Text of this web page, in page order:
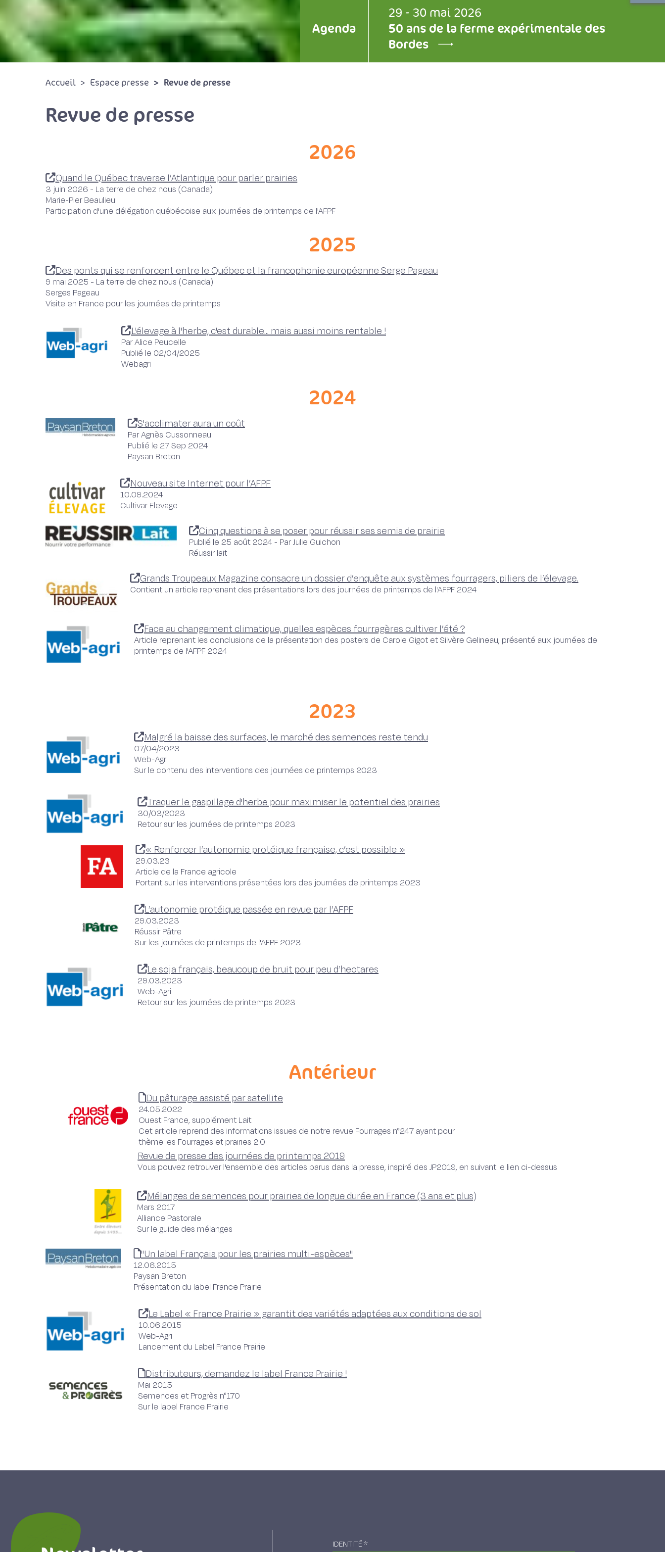
Agenda
29 - 30 mai 2026
50 ans de la ferme expérimentale des
Bordes
Accueil Espace presse Revue de presse
Revue de presse
Cinq questions à se poser pour réussir ses semis de prairie
Publié le 25 août 2024 - Par Julie Guichon
Réussir lait
2026
Quand le Québec traverse l’Atlantique pour parler prairies
3 juin 2026 - La terre de chez nous (Canada)
Marie-Pier Beaulieu
Participation d'une délégation québécoise aux journées de printemps de l'AFPF
Des ponts qui se renforcent entre le Québec et la francophonie européenne Serge Pageau
9 mai 2025 - La terre de chez nous (Canada)
Serges Pageau
Visite en France pour les journées de printemps
2025
L'élevage à l'herbe, c'est durable... mais aussi moins rentable !
Par Alice Peucelle
Publié le 02/04/2025
Webagri
2024
S'acclimater aura un coût
Par Agnès Cussonneau
Publié le 27 Sep 2024
Paysan Breton
Nouveau site Internet pour l’AFPF
10.09.2024
Cultivar Elevage
Grands Troupeaux Magazine consacre un dossier d’enquête aux systèmes fourragers, piliers de l’élevage.
Contient un article reprenant des présentations lors des journées de printemps de l'AFPF 2024
Face au changement climatique, quelles espèces fourragères cultiver l’été ?
Article reprenant les conclusions de la présentation des posters de Carole Gigot et Silvère Gelineau, présenté aux journées de
printemps de l'AFPF 2024
2023
Malgré la baisse des surfaces, le marché des semences reste tendu
07/04/2023
Web-Agri
Sur le contenu des interventions des journées de printemps 2023
Traquer le gaspillage d'herbe pour maximiser le potentiel des prairies
30/03/2023
Retour sur les journées de printemps 2023
« Renforcer l’autonomie protéique française, c’est possible »
29.03.23
Article de la France agricole
Portant sur les interventions présentées lors des journées de printemps 2023
L’autonomie protéique passée en revue par l’AFPF
29.03.2023
Réussir Pâtre
Sur les journées de printemps de l'AFPF 2023
Le soja français, beaucoup de bruit pour peu d’hectares
29.03.2023
Web-Agri
Retour sur les journées de printemps 2023
Antérieur
Du pâturage assisté par satellite
24.05.2022
Ouest France, supplément Lait
Cet article reprend des informations issues de notre revue Fourrages n°247 ayant pour
thème les Fourrages et prairies 2.0
Revue de presse des journées de printemps 2019
Vous pouvez retrouver l'ensemble des articles parus dans la presse, inspiré des JP2019, en suivant le lien ci-dessus
Mélanges de semences pour prairies de longue durée en France (3 ans et plus)
Mars 2017
Alliance Pastorale
Sur le guide des mélanges
"Un label Français pour les prairies multi-espèces"
12.06.2015
Paysan Breton
Présentation du label France Prairie
Distributeurs, demandez le label France Prairie !
Mai 2015
Semences et Progrès n°170
Sur le label France Prairie
Le Label « France Prairie » garantit des variétés adaptées aux conditions de sol
10.06.2015
Web-Agri
Lancement du Label France Prairie
IDENTITÉ*